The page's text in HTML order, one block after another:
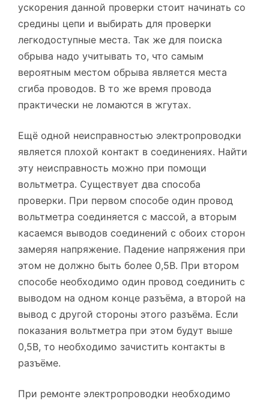
ускорения данной проверки стоит начинать со
средины цепи и выбирать для проверки
легкодоступные места. Так же для поиска
обрыва надо учитывать то, что самым
вероятным местом обрыва является места
сгиба проводов. В то же время провода
практически не ломаются в жгутах.
Ещё одной неисправностью электропроводки
является плохой контакт в соединениях. Найти
эту неисправность можно при помощи
вольтметра. Существует два способа
проверки. При первом способе один провод
вольтметра соединяется с массой, а вторым
касаемся выводов соединений с обоих сторон
замеряя напряжение. Падение напряжения при
этом не должно быть более 0,5В. При втором
способе необходимо один провод соединить с
выводом на одном конце разъёма, а второй на
вывод с другой стороны этого разъёма. Если
показания вольтметра при этом будут выше
0,5В, то необходимо зачистить контакты в
разъёме.
При ремонте электропроводки необходимо